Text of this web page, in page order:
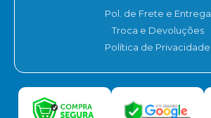
Pol. de Frete e Entrega
Troca e Devoluções
Política de Privacidade